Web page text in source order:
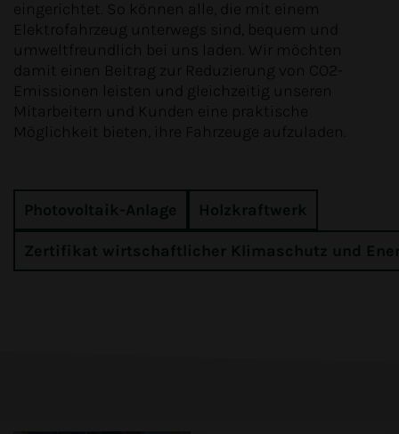
eingerichtet. So können alle, die mit einem
Elektrofahrzeug unterwegs sind, bequem und
umweltfreundlich bei uns laden. Wir möchten
damit einen Beitrag zur Reduzierung von CO2-
Emissionen leisten und gleichzeitig unseren
Mitarbeitern und Kunden eine praktische
Möglichkeit bieten, ihre Fahrzeuge aufzuladen.
Photovoltaik-Anlage Holzkraftwerk
Zertifikat wirtschaftlicher Klimaschutz und